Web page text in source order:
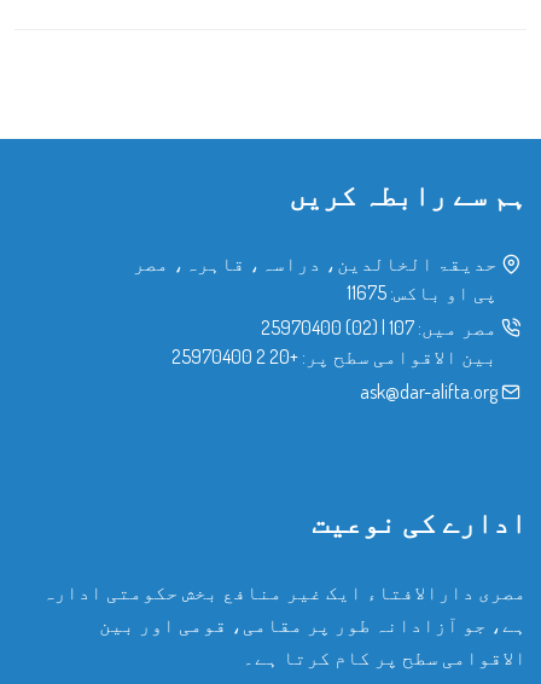
ہم سے رابطہ کریں
حدیقۃ الخالدین، دراسہ، قاہرہ، مصر
پی او باکس: 11675
مصر میں: 107
|
(02) 25970400
بین الاقوامی سطح پر: +20 2 25970400
ask@dar-alifta.org
ادارے کی نوعیت
مصری دارالافتاء ایک غیر منافع بخش حکومتی ادارہ
ہے، جو آزادانہ طور پر مقامی، قومی اور بین
الاقوامی سطح پر کام کرتا ہے۔